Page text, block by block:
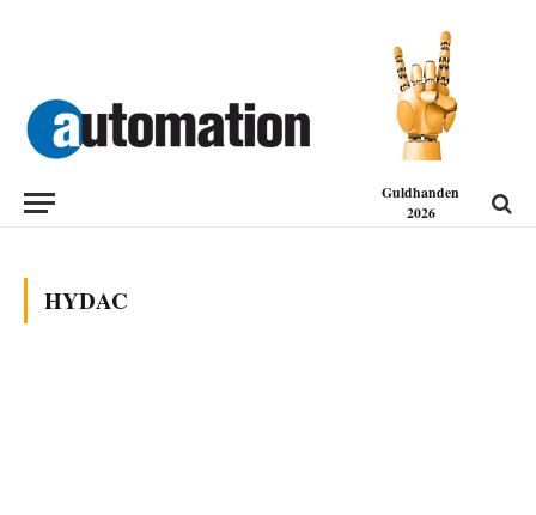
Guldhanden
2026
HYDAC